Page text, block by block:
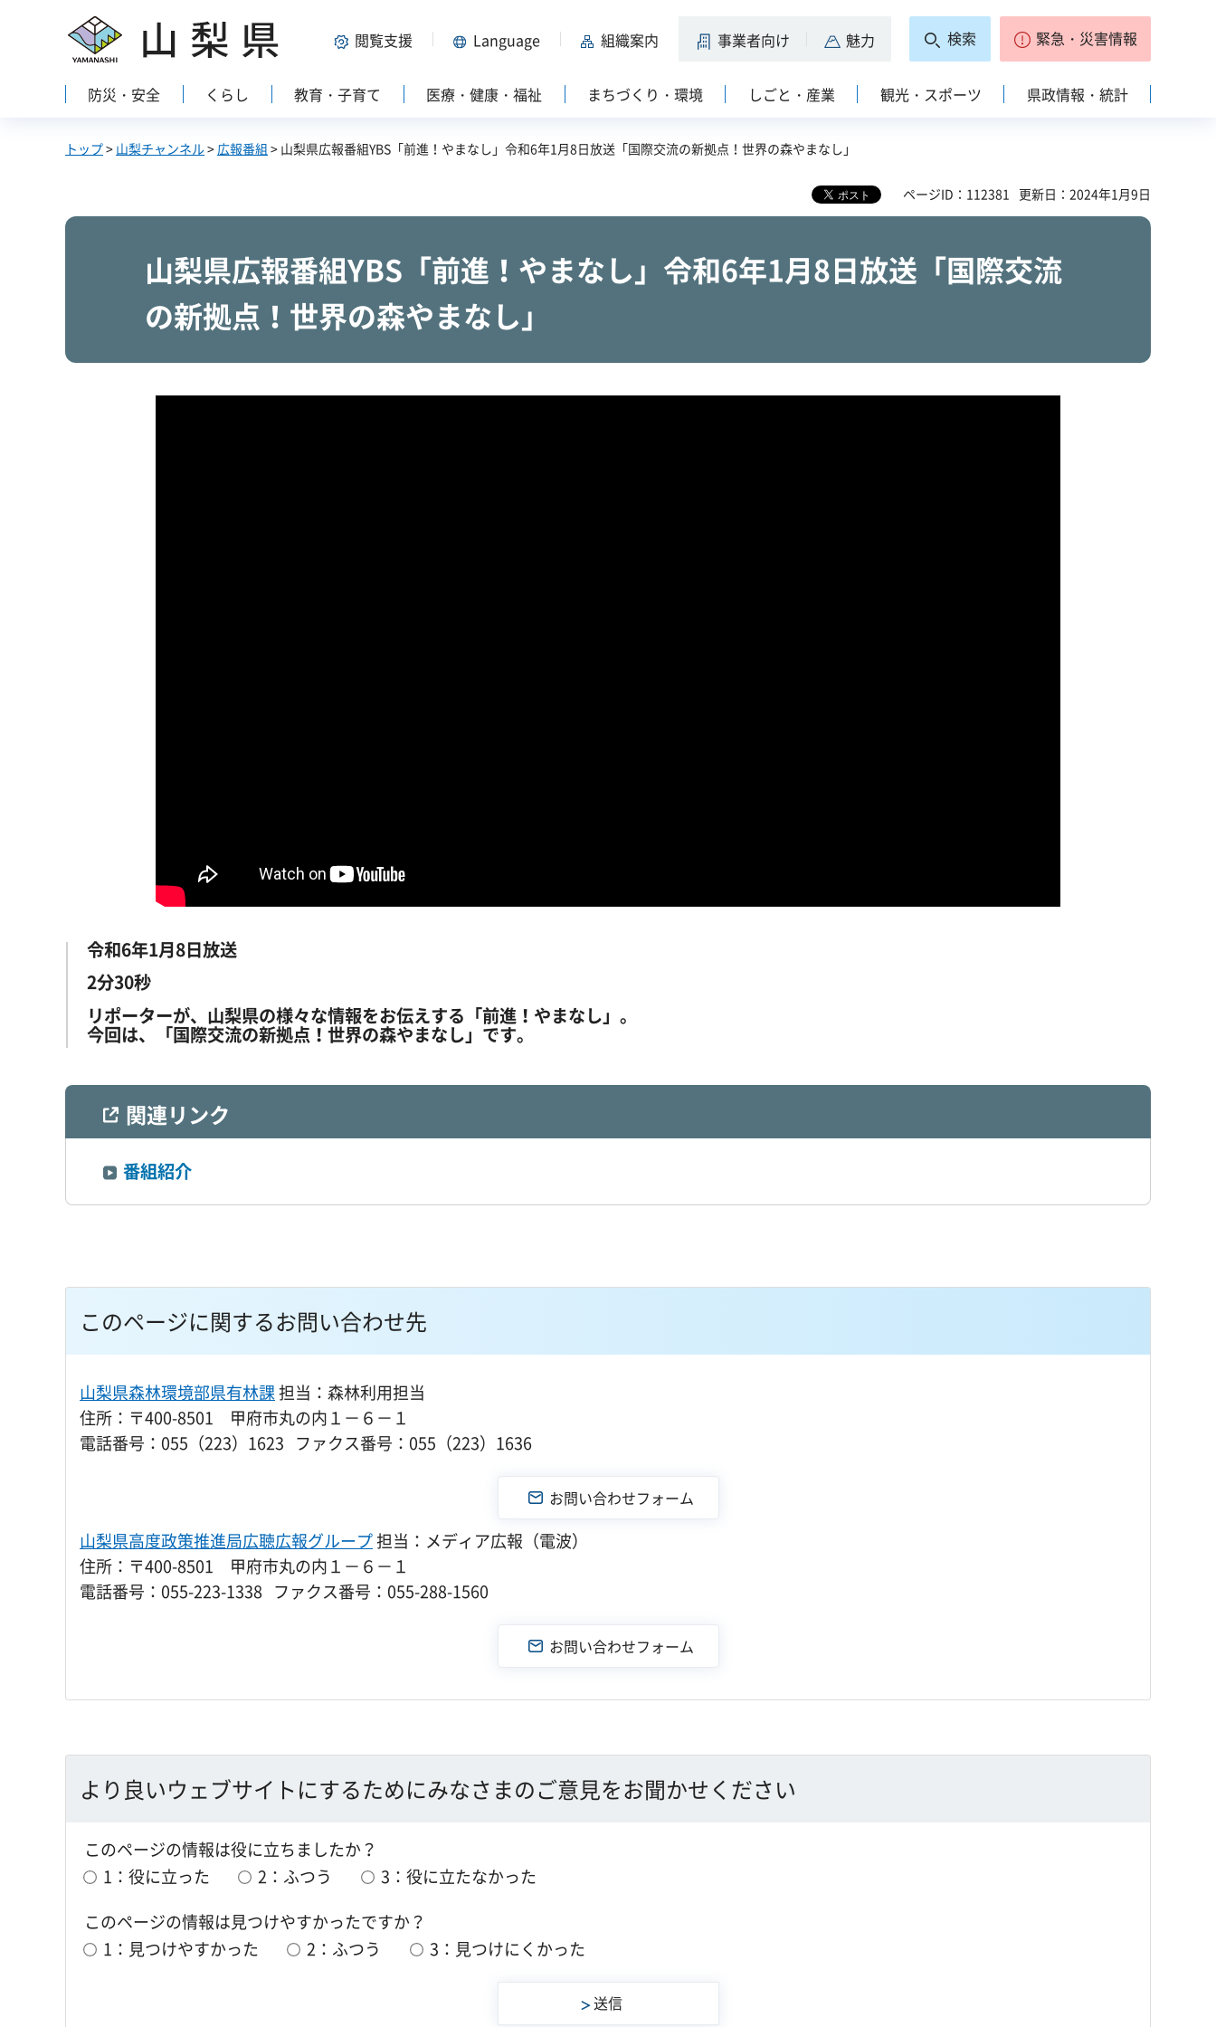
山梨県 閲覧支援 Language 組織案内 事業者向け 魅力 検索 緊急・災害情報
防災・安全 くらし 教育・子育て 医療・健康・福祉 まちづくり・環境 しごと・産業 観光・スポーツ 県政情報・統計
トップ> 山梨チャンネル> 広報番組 > 山梨県広報番組YBS「前進！やまなし」令和6年1月8日放送「国際交流の新拠点！世界の森やまなし」
ページID：112381 更新日：2024年1月9日
山梨県広報番組YBS「前進！やまなし」令和6年1月8日放送「国際交流
の新拠点！世界の森やまなし」
令和6年1月8日放送
2分30秒
リポーターが、山梨県の様々な情報をお伝えする「前進！やまなし」。
今回は、「国際交流の新拠点！世界の森やまなし」です。
関連リンク
番組紹介
このページに関するお問い合わせ先
山梨県森林環境部県有林課担当：森林利用担当
住所：〒400-8501 甲府市丸の内１－６－１
電話番号：055（223）1623 ファクス番号：055（223）1636
山梨県高度政策推進局広聴広報グループ担当：メディア広報（電波）
住所：〒400-8501 甲府市丸の内１－６－１
電話番号：055-223-1338 ファクス番号：055-288-1560
より良いウェブサイトにするためにみなさまのご意見をお聞かせください
このページの情報は役に立ちましたか？
1：役に立った
2：ふつう
3：役に立たなかった
このページの情報は見つけやすかったですか？
1：見つけやすかった
2：ふつう 3：見つけにくかった